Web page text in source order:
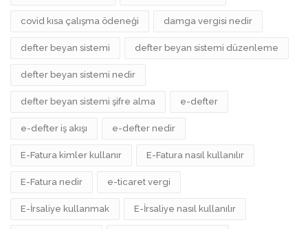
covid kısa çalışma ödeneği damga vergisi nedir
defter beyan sistemi defter beyan sistemi düzenleme
defter beyan sistemi nedir
defter beyan sistemi şifre alma e-defter
e-defter iş akışı e-defter nedir
E-Fatura kimler kullanır E-Fatura nasıl kullanılır
E-Fatura nedir e-ticaret vergi
E-İrsaliye kullanmak E-İrsaliye nasıl kullanılır